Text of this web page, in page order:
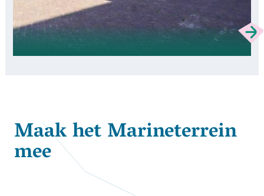
Maak het Marineterrein
mee